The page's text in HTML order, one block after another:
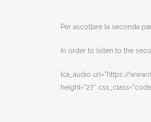
Per ascoltare la seconda
In order to listen to the
[ca_audio url=”https://
height=”27″